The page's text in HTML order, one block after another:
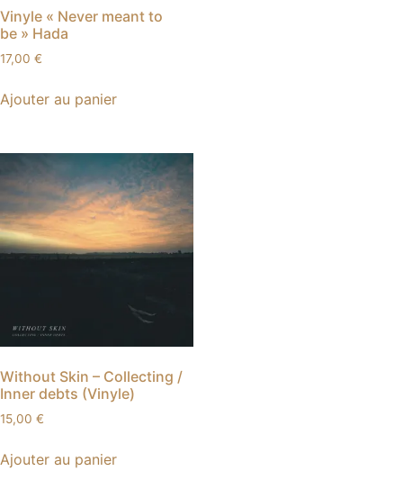
Vinyle « Never meant to
be » Hada
17,00 €
Ajouter au panier
Without Skin – Collecting /
Inner debts (Vinyle)
15,00 €
Ajouter au panier